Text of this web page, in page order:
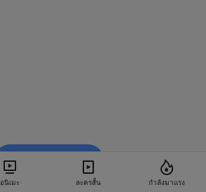
อนิเมะ ละครสั้น กำลังมาแรง
รับชมใน BiliBili